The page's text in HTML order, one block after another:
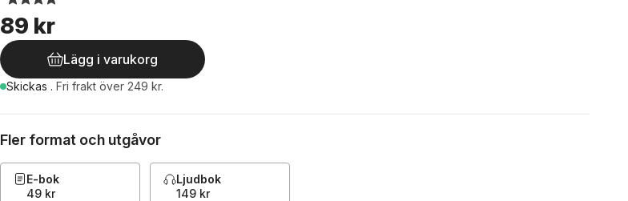
89 kr
Lägg i varukorg
Skickas . Fri frakt över 249 kr.
Fler format och utgåvor
E-bok
49 kr
Ljudbok
149 kr